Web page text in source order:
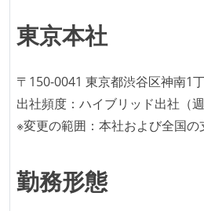
社外から登壇を依頼・指名を
エンジニアが自発的に外部の
スに登壇している
最新技術を追いかけるための
Slack等で、最新技術の良し
している
東京本社
〒150-0041 東京都渋谷区神南1
出社頻度：ハイブリッド出社（週
※変更の範囲：本社および全国の
勤務形態